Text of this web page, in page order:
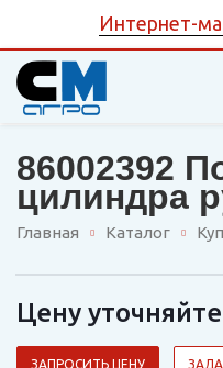
Интернет-
86002392
цилиндра
Главная Каталог
Цену уточняйте
ЗАПРОСИТЬ ЦЕНУ